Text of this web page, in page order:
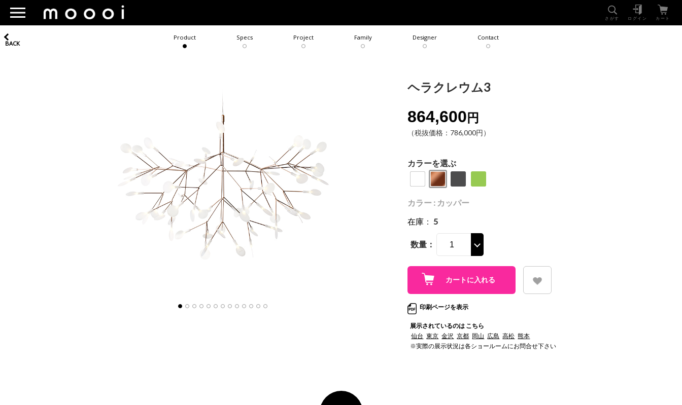
さがす ログイン カート
BACK
Product Specs Project Family Designer Contact
ヘラクレウム3
864,600 円
（税抜価格：786,000円）
カラーを選ぶ
カラー : カッパー
在庫 ： 5
数量：
印刷ページを表示
展示されているのは こちら
仙台 東京 金沢 京都 岡山 広島 高松 熊本
※実際の展示状況は各ショールームにお問合せ下さい